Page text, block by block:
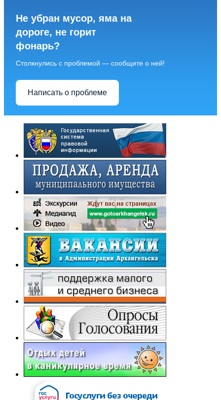
Не убран мусор, яма на
дороге, не горит
фонарь?
Столкнулись с проблемой — сообщите о ней!
Написать о проблеме